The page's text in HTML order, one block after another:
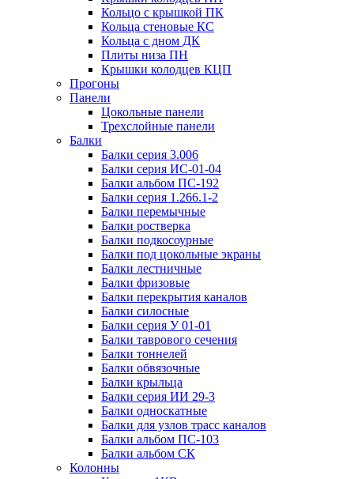
Кольцо с крышкой ПК
Кольца стеновые КС
Кольца с дном ДК
Плиты низа ПН
Крышки колодцев КЦП
Прогоны
Панели
Цокольные панели
Трехслойные панели
Балки
Балки серия 3.006
Балки серия ИС-01-04
Балки альбом ПС-192
Балки серия 1.266.1-2
Балки перемычные
Балки ростверка
Балки подкосоурные
Балки под цокольные экраны
Балки лестничные
Балки фризовые
Балки перекрытия каналов
Балки силосные
Балки серия У 01-01
Балки таврового сечения
Балки тоннелей
Балки обвязочные
Балки крыльца
Балки серия ИИ 29-3
Балки односкатные
Балки для узлов трасс каналов
Балки альбом ПС-103
Балки альбом СК
Колонны